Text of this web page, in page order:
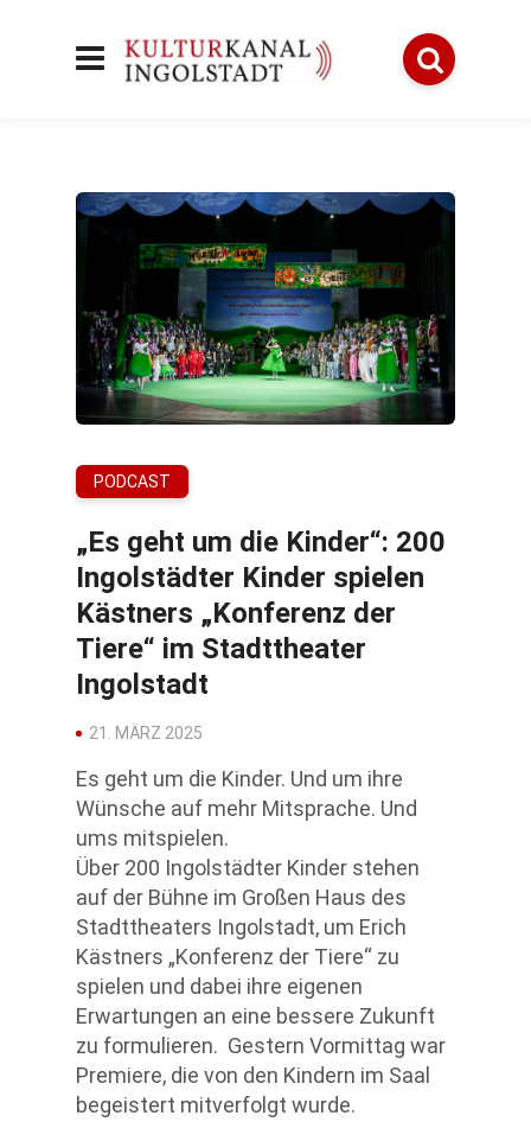
PODCAST
„Es geht um die Kinder“: 200
Ingolstädter Kinder spielen
Kästners „Konferenz der
Tiere“ im Stadttheater
Ingolstadt
21. MÄRZ 2025
Es geht um die Kinder. Und um ihre
Wünsche auf mehr Mitsprache. Und
ums mitspielen.
Über 200 Ingolstädter Kinder stehen
auf der Bühne im Großen Haus des
Stadttheaters Ingolstadt, um Erich
Kästners „Konferenz der Tiere“ zu
spielen und dabei ihre eigenen
Erwartungen an eine bessere Zukunft
zu formulieren. Gestern Vormittag war
Premiere, die von den Kindern im Saal
begeistert mitverfolgt wurde.